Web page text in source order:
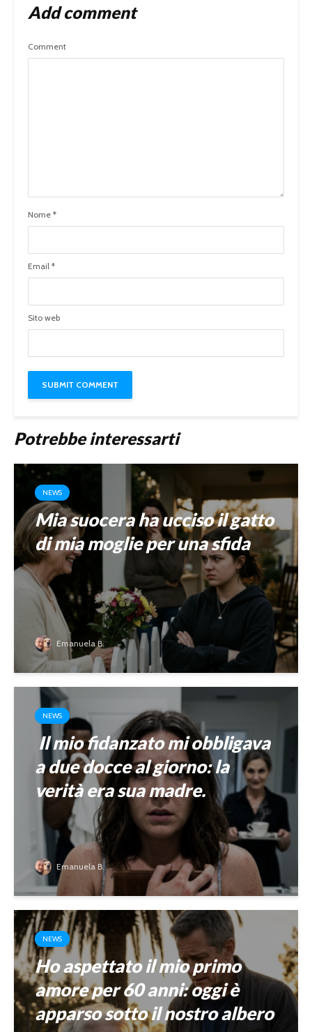
Add comment
Comment
Nome *
Email *
Sito web
Potrebbe interessarti
NEWS
Mia suocera ha ucciso il gatto
di mia moglie per una sfida
Emanuela B.
NEWS
Il mio fidanzato mi obbligava
a due docce al giorno: la
verità era sua madre.
Emanuela B.
NEWS
Ho aspettato il mio primo
amore per 60 anni: oggi è
apparso sotto il nostro albero